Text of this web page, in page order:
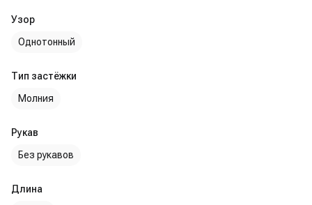
Узор
Однотонный
Тип застёжки
Молния
Рукав
Без рукавов
Длина